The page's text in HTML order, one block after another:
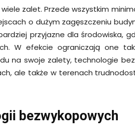
zalet. Przede wszystkim
o dużym zagęszczeniu
przyjazne dla środowiska,
W efekcie ograniczają one
na swoje zalety, technologie
ale także w terenach
bezwykopowych